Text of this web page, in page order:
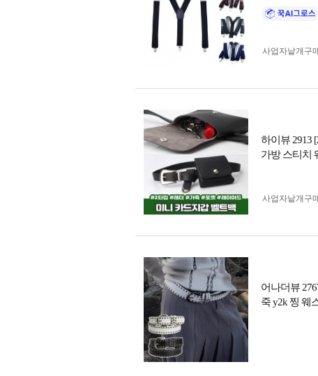
사업자 낱개구
하이뷰 2913
가방 스티치
사업자 낱개구
어나더뷰
죽 y2k 찡 웨